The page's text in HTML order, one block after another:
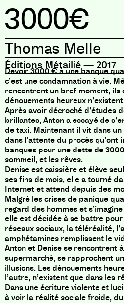
3000€
Thomas Melle
Éditions Métailié— 2017
Devoir 3000 € à une banque
c’est une condamnation à vie.
rencontrent un bref moment, ils
dénouements heureux
Après avoir décroché d’études
brillantes, Anton a essayé de
de taxi. Maintenant il vit dans
dans l’attente du procès qu’ont
banques pour une dette de
sommeil, et les rêves.
Denise est caissière et élève
ses fins de mois, elle a tourné
Internet et attend depuis des
Malgré les crises de panique
regard des hommes et
elle est décidée à se battre
réseaux sociaux, la téléréalité,
amphétamines remplissent le
Anton et Denise se rencontrent
supermarché, se rapprochent
illusions. Les dénouements
l’autre, n’existent que dans les
Dans une écriture violente et
à voir la réalité sociale froide,